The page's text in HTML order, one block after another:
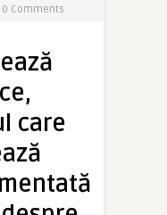
0 Comments
care